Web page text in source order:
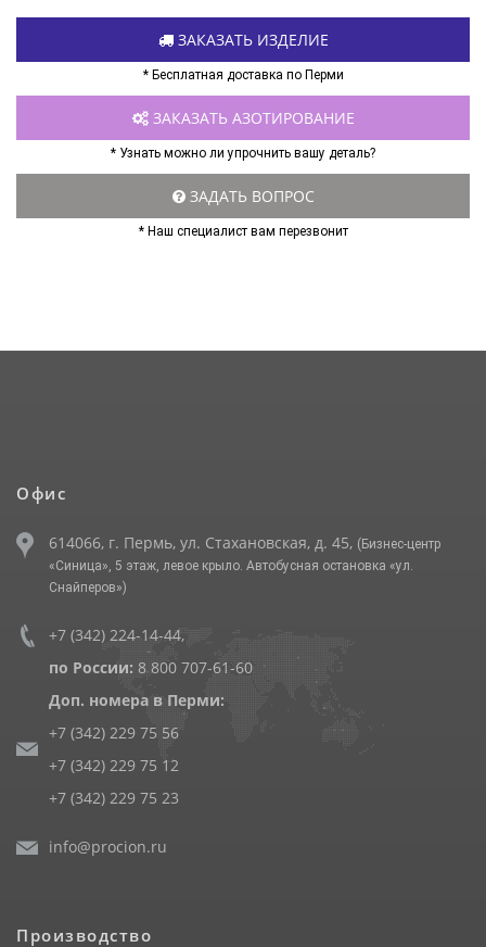
ЗАКАЗАТЬ ИЗДЕЛИЕ
* Бесплатная доставка по Перми
ЗАКАЗАТЬ АЗОТИРОВАНИЕ
* Узнать можно ли упрочнить вашу деталь?
ЗАДАТЬ ВОПРОС
* Наш специалист вам перезвонит
Офис
614066, г. Пермь, ул. Стахановская, д. 45, (Бизнес-центр
«Синица», 5 этаж, левое крыло. Автобусная остановка «ул.
Снайперов»)
+7 (342) 224-14-44,
по России: 8 800 707-61-60
Доп. номера в Перми:
+7 (342) 229 75 56
+7 (342) 229 75 12
+7 (342) 229 75 23
info@procion.ru
Производство